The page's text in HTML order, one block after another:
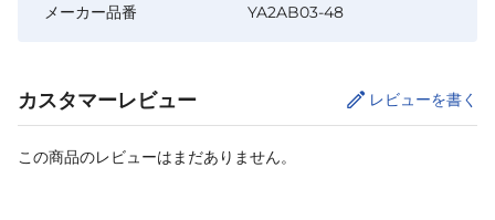
メーカー品番
YA2AB03-48
カスタマーレビュー レビューを書く
この商品のレビューはまだありません。